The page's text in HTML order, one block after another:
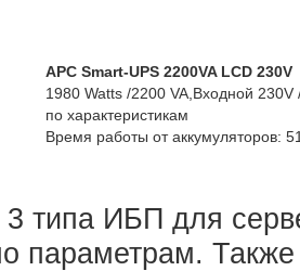
APC Smart-UPS 2200VA LCD 230V
1980 Watts /2200 VA,Входной
по характеристикам
Время работы от аккумуляторов:
3 типа ИБП для
параметрам.